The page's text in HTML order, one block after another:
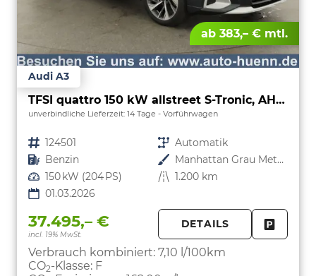
ab 383,– € mtl.
Audi A3
TFSI quattro 150 kW allstreet S-Tronic, AHK, Navi, 18-Zoll, 5-J. Garantie
unverbindliche Lieferzeit: 14 Tage Vorführwagen
Fahrzeugnr. 124501 Getriebe Automatik
Kraftstoff Benzin Außenfarbe
Manhattan Grau Metallic
Leistung 150 kW (204 PS) Kilometerstand 1.200 km
01.03.2026
37.495,– €
incl. 19% MwSt.
DETAILS
Verbrauch kombiniert: 7,10 l/100km
CO2-Klasse: F